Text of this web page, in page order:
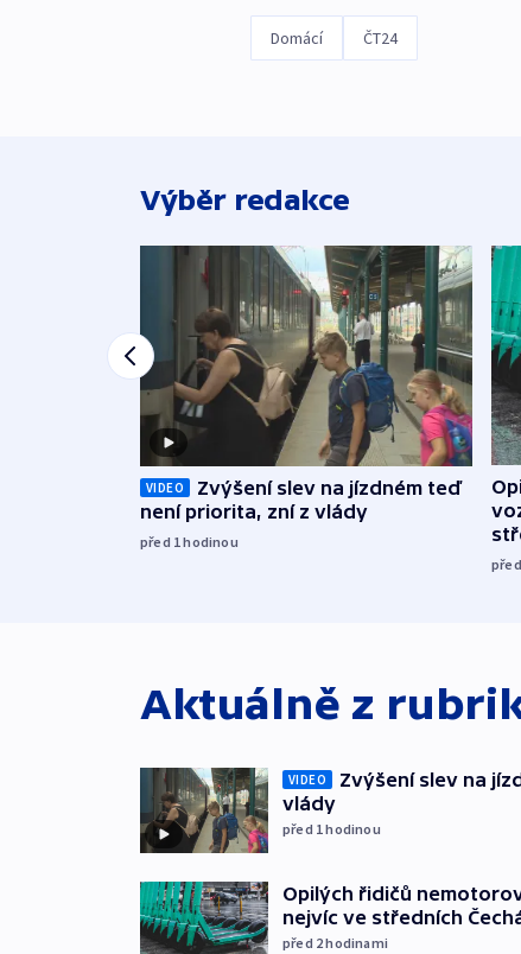
Domácí ČT24
Výběr redakce
VIDEO
Zvýšení slev na jízdném teď
není priorita, zní z vlády
před 1hodinou
Aktuálně z
VIDEO
Zvýšení slev na
vlády
před 1hodinou
Opilých řidičů
nejvíc ve středních
před 2hodinami